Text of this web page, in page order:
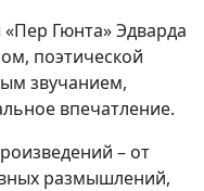
Гюнта» Эдварда
поэтической
звучанием,
впечатление.
– от
размышлений,